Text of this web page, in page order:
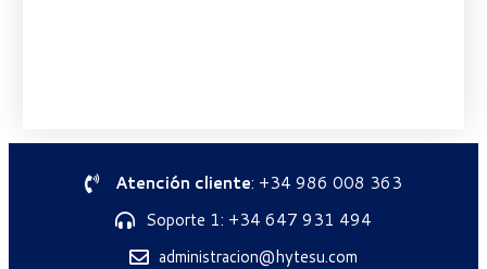
Atención cliente: +34 986 008 363
Soporte 1: +34 647 931 494
administracion@hytesu.com